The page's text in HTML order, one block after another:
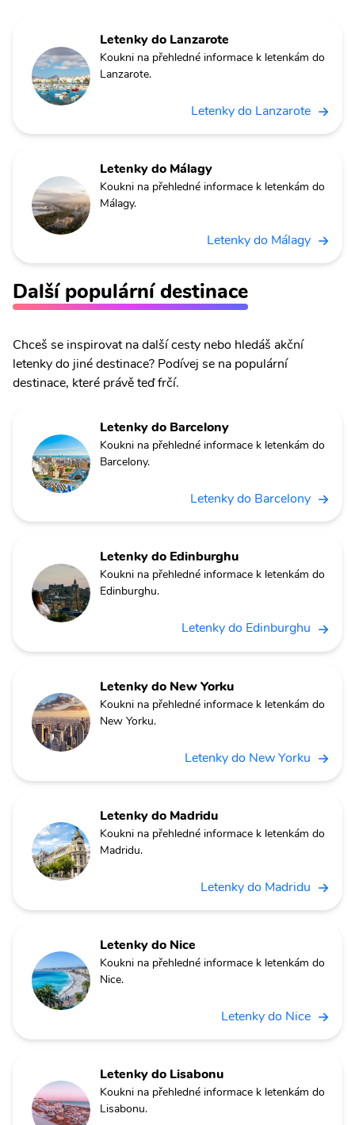
Letenky do Lanzarote
Koukni na přehledné informace k letenkám do
Lanzarote.
Letenky do Lanzarote
Letenky do Málagy
Koukni na přehledné informace k letenkám do
Málagy.
Letenky do Málagy
Další populární destinace
Chceš se inspirovat na další cesty nebo hledáš akční
letenky do jiné destinace? Podívej se na populární
destinace, které právě teď frčí.
Letenky do Barcelony
Koukni na přehledné informace k letenkám do
Barcelony.
Letenky do Barcelony
Letenky do Edinburghu
Koukni na přehledné informace k letenkám do
Edinburghu.
Letenky do Edinburghu
Letenky do New Yorku
Koukni na přehledné informace k letenkám do
New Yorku.
Letenky do New Yorku
Letenky do Madridu
Koukni na přehledné informace k letenkám do
Madridu.
Letenky do Madridu
Letenky do Nice
Koukni na přehledné informace k letenkám do
Nice.
Letenky do Nice
Letenky do Lisabonu
Koukni na přehledné informace k letenkám do
Lisabonu.